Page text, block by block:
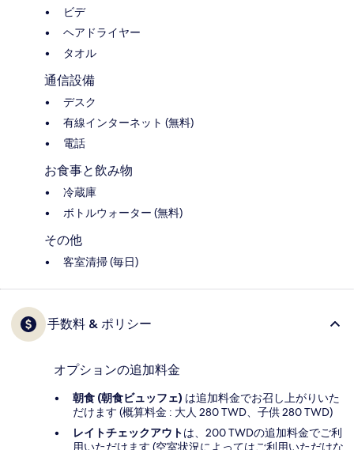
ビデ
ヘアドライヤー
タオル
通信設備
デスク
有線インターネット (無料)
電話
お食事と飲み物
冷蔵庫
ボトルウォーター (無料)
その他
客室清掃 (毎日)
手数料 & ポリシー
オプションの追加料金
朝食 (朝食ビュッフェ) は追加料金でお召し上がりいた
だけます (概算料金 : 大人 280 TWD、子供 280 TWD)
レイトチェックアウトは、200 TWDの追加料金でご利
用いただけます (空室状況によってはご利用いただけな